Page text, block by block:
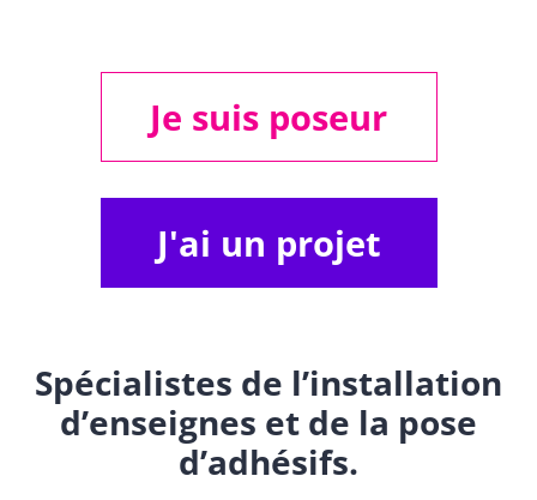
Je suis poseur
J'ai un projet
Spécialistes de l’installation
d’enseignes et de la pose
d’adhésifs.